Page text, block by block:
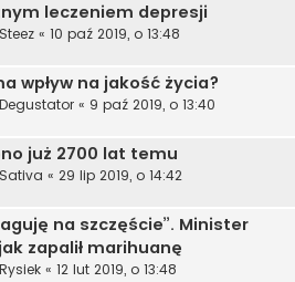
leczeniem depresji
Steez « 10 paź 2019, o 13:48
wpływ na jakość życia?
Degustator « 9 paź 2019, o 13:40
już 2700 lat temu
Sativa « 29 lip 2019, o 14:42
na szczęście”. Minister
zapalił marihuanę
Rysiek « 12 lut 2019, o 13:48